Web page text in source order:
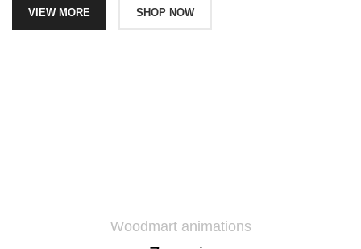
VIEW MORE SHOP NOW
Woodmart animations